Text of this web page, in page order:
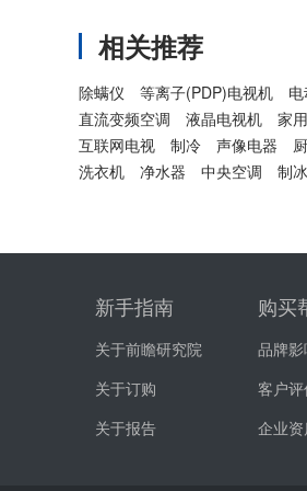
相关推荐
除螨仪 等离子(PDP)电视机
直流变频空调
液晶电视机 家
互联网电视
制冷 声像电器
洗衣机
净水器 中央空调 制
新手指南
关于前瞻研究院
关于订购
关于报告
购买
品牌影
客户评
企业